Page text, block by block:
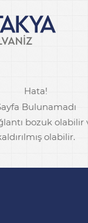
Hata!
Bulunamadı
bozuk olabilir
olabilir.